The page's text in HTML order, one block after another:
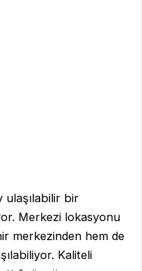
ulaşılabilir bir
Merkezi lokasyonu
merkezinden hem de
Kaliteli